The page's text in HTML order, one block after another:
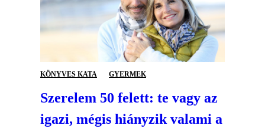
KÖNYVES KATA GYERMEK
Szerelem 50 felett: te vagy az
igazi, mégis hiányzik valami a